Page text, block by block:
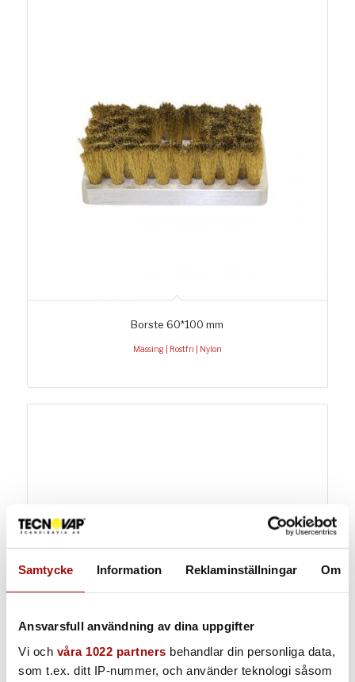
Samtycke Information Reklaminställningar Om
Ansvarsfull användning av dina uppgifter
Vi och våra 1022 partners behandlar din personliga data,
som t.ex. ditt IP-nummer, och använder teknologi såsom
Borste 60*100 mm
Mässing | Rostfri | Nylon